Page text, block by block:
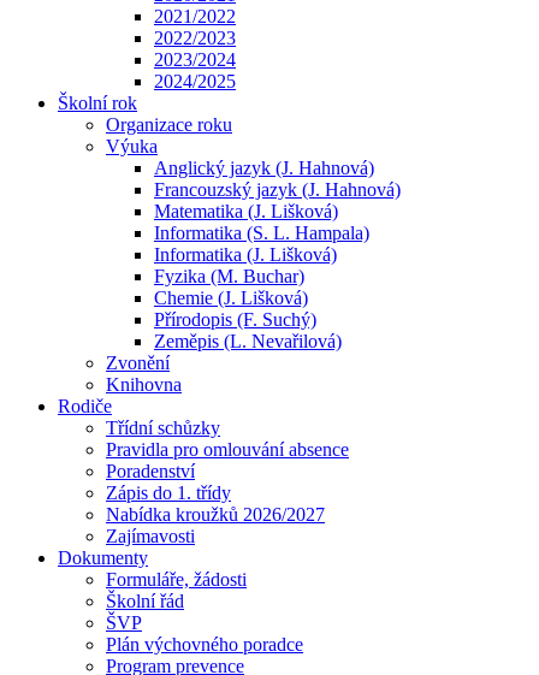
2021/2022
2022/2023
2023/2024
2024/2025
Školní rok
Organizace roku
Výuka
Anglický jazyk (J. Hahnová)
Francouzský jazyk (J. Hahnová)
Matematika (J. Lišková)
Informatika (S. L. Hampala)
Informatika (J. Lišková)
Fyzika (M. Buchar)
Chemie (J. Lišková)
Přírodopis (F. Suchý)
Zeměpis (L. Nevařilová)
Zvonění
Knihovna
Rodiče
Třídní schůzky
Pravidla pro omlouvání absence
Poradenství
Zápis do 1. třídy
Nabídka kroužků 2026/2027
Zajímavosti
Dokumenty
Formuláře, žádosti
Školní řád
ŠVP
Plán výchovného poradce
Program prevence